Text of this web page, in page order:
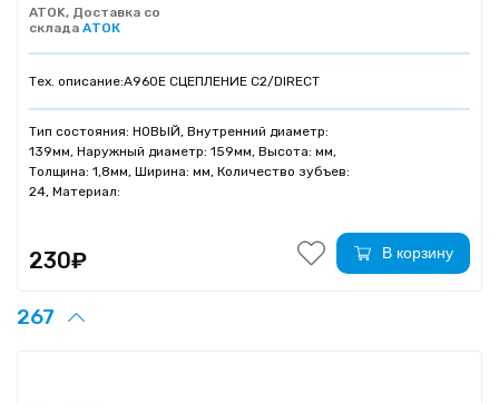
ATOK, Доставка со
склада АТОК
Тех. описание:A960E СЦЕПЛЕНИЕ C2/DIRECT
Тип состояния: НОВЫЙ, Внутренний диаметр:
139мм, Наружный диаметр: 159мм, Высота: мм,
Толщина: 1,8мм, Ширина: мм, Количество зубъев:
24, Материал:
230₽ В корзину
267